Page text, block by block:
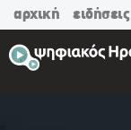
αρχική ειδήσεις